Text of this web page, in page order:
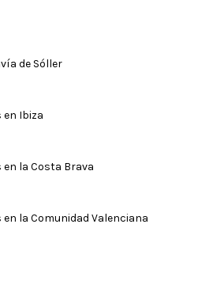
de Sóller
en Ibiza
en la Costa Brava
la Comunidad Valenciana